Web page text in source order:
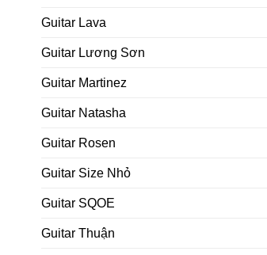
Guitar Lava
Guitar Lương Sơn
Guitar Martinez
Guitar Natasha
Guitar Rosen
Guitar Size Nhỏ
Guitar SQOE
Guitar Thuận